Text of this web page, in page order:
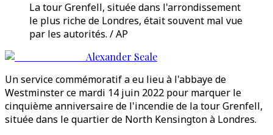
La tour Grenfell, située dans l'arrondissement
le plus riche de Londres, était souvent mal vue
par les autorités. / AP
Alexander Seale
Un service commémoratif a eu lieu à l'abbaye de
Westminster ce mardi 14 juin 2022 pour marquer le
cinquième anniversaire de l'incendie de la tour Grenfell,
située dans le quartier de North Kensington à Londres.